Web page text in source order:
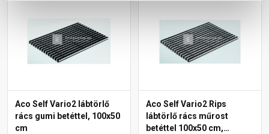
Aco Self Vario2 lábtörlő
rács gumi betéttel, 100x50
cm
Aco Self Vario2 Rips
lábtörlő rács műrost
betéttel 100x50 cm,